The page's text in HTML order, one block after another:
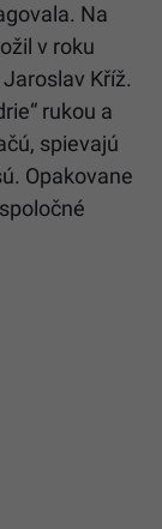
Na
v roku
Kříž.
rukou a
spievajú
Opakovane